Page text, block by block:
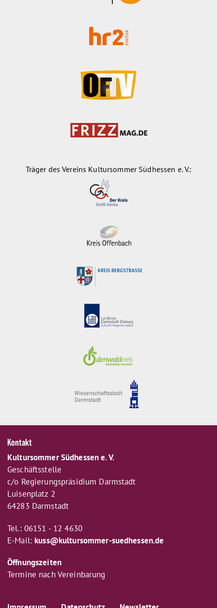
Träger des Vereins Kultursommer Südhessen e. V.:
Kontakt
Kultursommer Südhessen e. V.
Geschäftsstelle
c/o Regierungspräsidium Darmstadt
Luisenplatz 2
64283 Darmstadt
Tel.: 06151 - 12 4630
E-Mail: kuss@kultursommer-suedhessen.de
Öffnungszeiten
Termine nach Vereinbarung